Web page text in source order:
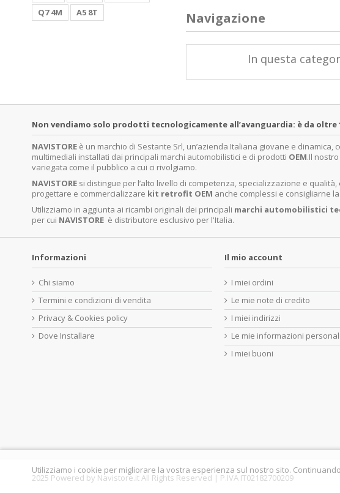
Navigazione
In questa
Q7 4M
A5 8T
Non vendiamo solo prodotti tecnologicamente all’avanguardia: è da
NAVISTORE è un marchio di Sestante Srl, un’azienda Italiana giovane e
multimediali installati dai principali marchi automobilistici e di prodotti OEM.Il
variegata come il pubblico a cui ci rivolgiamo.
NAVISTORE si distingue per l’alto livello di competenza, specializzazione e
progettare e commercializzare kit retrofit OEM anche complessi e consigliarne
Utilizziamo in aggiunta ai ricambi originali dei principali marchi automobilistici
per cui NAVISTORE è distributore esclusivo per l'Italia.
Informazioni
Chi siamo
Termini e condizioni di vendita
Privacy & Cookies policy
Dove Installare
Il mio account
I miei ordini
Le mie note di credito
I miei indirizzi
Le mie informazioni personali
I miei buoni
2025 Powered by Navistore.it All Rights Reserved | P.IVA IT02182700209
Utilizziamo i cookie per migliorare la vostra esperienza sul nostro sito.